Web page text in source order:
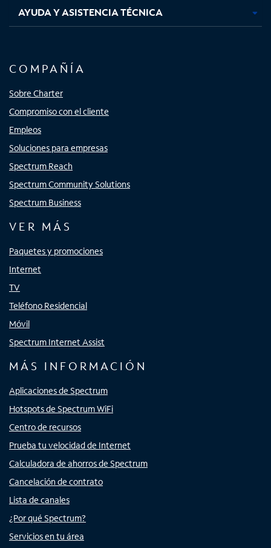
AYUDA Y ASISTENCIA TÉCNICA
COMPAÑÍA
Sobre Charter
Compromiso con el cliente
Empleos
Soluciones para empresas
Spectrum Reach
Spectrum Community Solutions
Spectrum Business
VER MÁS
Paquetes y promociones
Internet
TV
Teléfono Residencial
Móvil
Spectrum Internet Assist
MÁS INFORMACIÓN
Aplicaciones de Spectrum
Hotspots de Spectrum WiFi
Centro de recursos
Prueba tu velocidad de Internet
Calculadora de ahorros de Spectrum
Cancelación de contrato
Lista de canales
¿Por qué Spectrum?
Servicios en tu área